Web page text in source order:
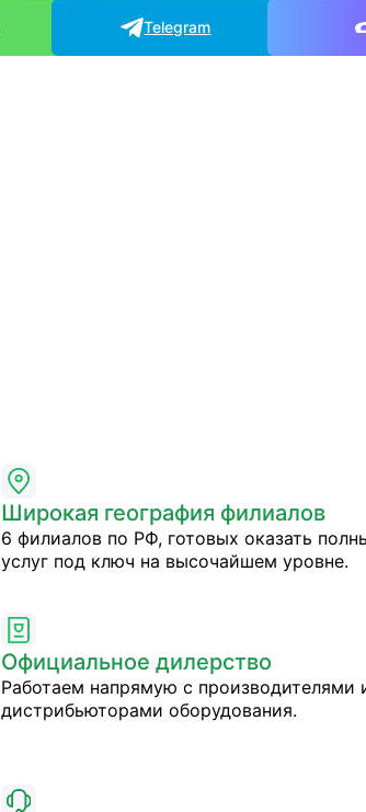
Telegram
Широкая география филиалов
6 филиалов по РФ, готовых оказать
услуг под ключ на высочайшем уровне.
Официальное дилерство
Работаем напрямую с
дистрибьюторами оборудования.